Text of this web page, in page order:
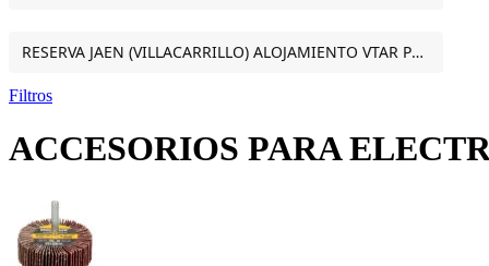
RESERVA JAEN (VILLACARRILLO) ALOJAMIENTO VTAR PUERTA DEL SOL ESTUDIO VILLACARRILLO (JAEN) (1)
Filtros
ACCESORIOS PARA